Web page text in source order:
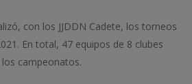
con los JJDDN Cadete, los torneos
En total, 47 equipos de 8 clubes
campeonatos.